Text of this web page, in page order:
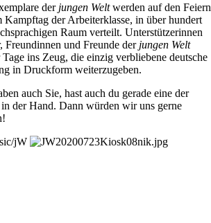
der jungen Weltwerden auf den Feiern
Kampftag der Arbeiterklasse, in über hundert
Raum verteilt. Unterstützerinnen
Freundinnen und Freunde der jungen Welt
ins Zeug, die einzig verbliebene deutsche
in Druckform weiterzugeben.
auch Sie, hast auch du gerade eine der
der Hand. Dann würden wir uns gerne
jW